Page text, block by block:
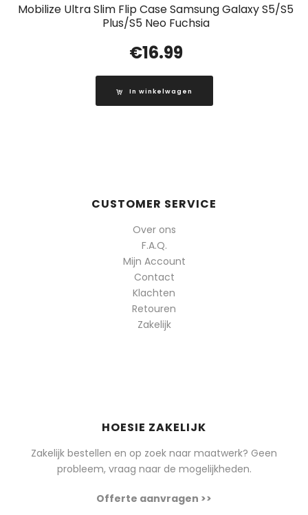
Mobilize Ultra Slim Flip Case Samsung Galaxy S5/S5
Plus/S5 Neo Fuchsia
€16.99
In winkelwagen
CUSTOMER SERVICE
Over ons
F.A.Q.
Mijn Account
Contact
Klachten
Retouren
Zakelijk
HOESIE ZAKELIJK
Zakelijk bestellen en op zoek naar maatwerk? Geen
probleem, vraag naar de mogelijkheden.
Offerte aanvragen >>